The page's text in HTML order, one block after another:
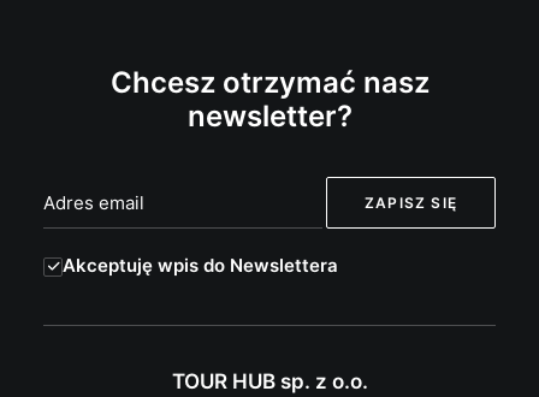
Chcesz otrzymać nasz
newsletter?
Akceptuję wpis do Newslettera
TOUR HUB sp. z o.o.